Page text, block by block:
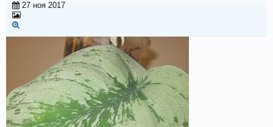
27 ноя 2017